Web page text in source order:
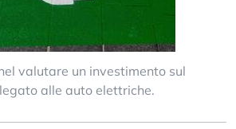
valutare un investimento sul
alle auto elettriche.